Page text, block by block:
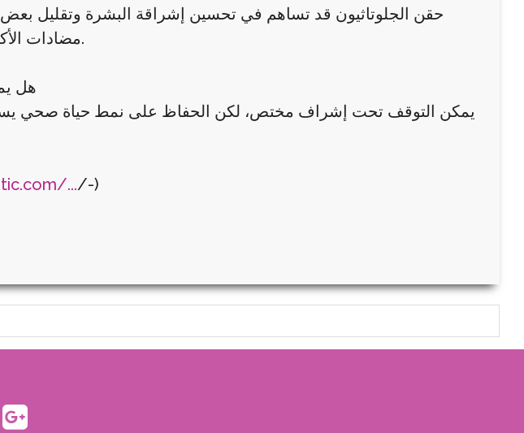
حقن الجلوتاثيون قد تساهم في تحسين إشراقة البشرة وتقليل بعض
مضادات الأكسدة وحماية الخلايا من الضرر التأكسدي.
هل
يمكن التوقف تحت إشراف مختص، لكن الحفاظ على نمط حياة صحي
.../-)